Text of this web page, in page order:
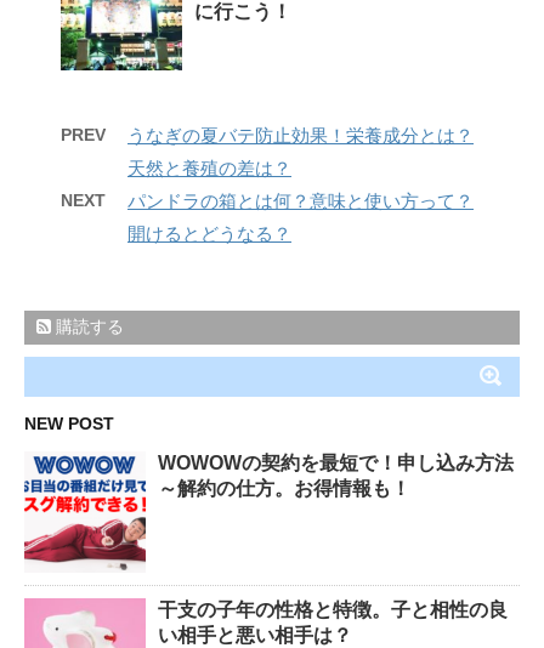
に行こう！
PREV
うなぎの夏バテ防止効果！栄養成分とは？
天然と養殖の差は？
NEXT
パンドラの箱とは何？意味と使い方って？
開けるとどうなる？
購読する
NEW POST
WOWOWの契約を最短で！申し込み方法
～解約の仕方。お得情報も！
干支の子年の性格と特徴。子と相性の良
い相手と悪い相手は？